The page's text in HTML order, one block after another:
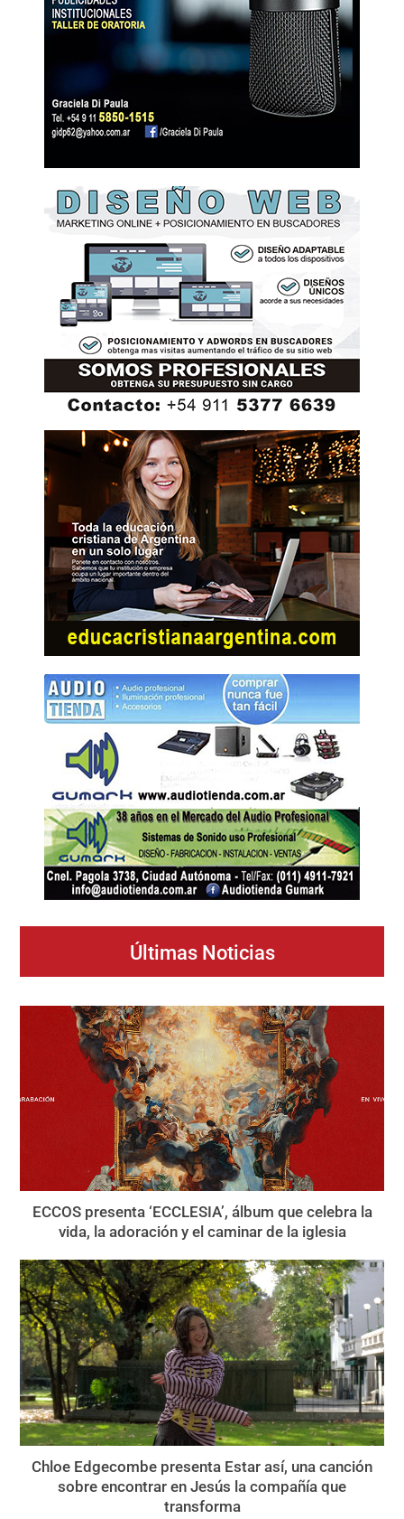
Últimas Noticias
ECCOS presenta ‘ECCLESIA’, álbum que celebra la
vida, la adoración y el caminar de la iglesia
Chloe Edgecombe presenta Estar así, una canción
sobre encontrar en Jesús la compañía que
transforma